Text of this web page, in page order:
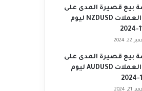
بيع قصيرة المدى على
زوج العملات NZDUSD ليوم
22, 2024
بيع قصيرة المدى على
زوج العملات AUDUSD ليوم
21, 2024